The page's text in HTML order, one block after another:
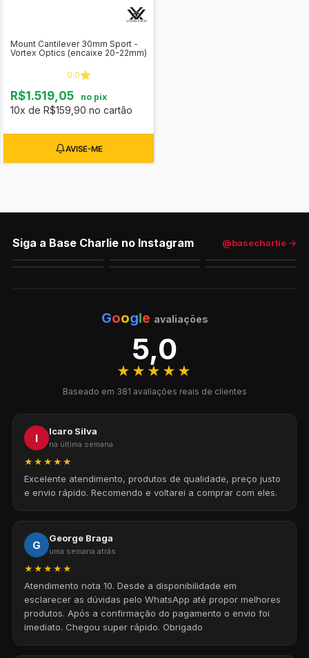
Mount Cantilever 30mm Sport -
Vortex Optics (encaixe 20-22mm)
0.0
R$1.519,05 no pix
10x de R$159,90 no cartão
Siga a Base Charlie no Instagram @basecharlie →
Google avaliações
5,0
★★★★★
Baseado em 381 avaliações reais de clientes
I
Icaro Silva
na última semana
★★★★★
Excelente atendimento, produtos de qualidade, preço justo
e envio rápido. Recomendo e voltarei a comprar com eles.
G
George Braga
uma semana atrás
★★★★★
Atendimento nota 10. Desde a disponibilidade em
esclarecer as dúvidas pelo WhatsApp até propor melhores
produtos. Após a confirmação do pagamento o envio foi
imediato. Chegou super rápido. Obrigado